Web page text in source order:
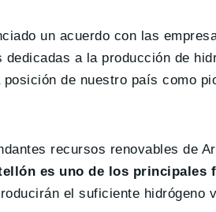
un acuerdo con las
a la producción de
de nuestro país como
recursos renovables de
es uno de los principales
el suficiente hidrógeno